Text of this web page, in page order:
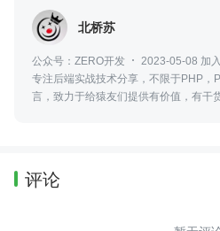
北桥苏
公众号：ZERO开发
2023-05-08 加入
专注后端实战技术分享，不限于PHP，
言，致力于给猿友们提供有价值，有干
评论